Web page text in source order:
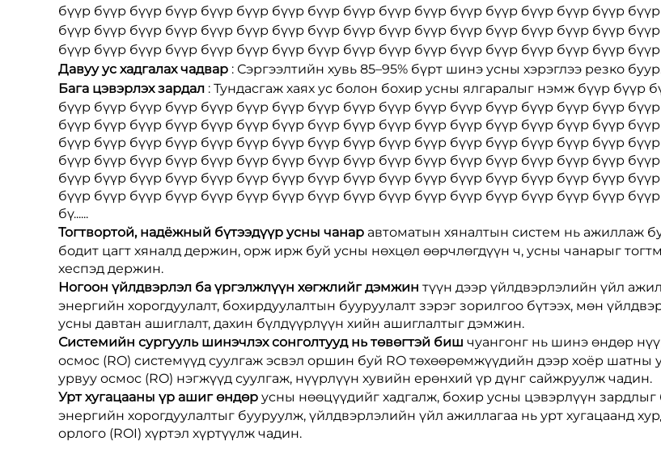
бүүр бүүр бүүр бүүр бүүр бүүр бүүр бүүр бүүр бүүр бүүр бүүр бүүр бүүр бүүр бүүр
бүүр бүүр бүүр бүүр бүүр бүүр бүүр бүүр бүүр бүүр бүүр бүүр бүүр бүүр бүүр бүүр
бүүр бүүр бүүр бүүр бүүр бүүр бүүр бүүр бүүр бүүр бүүр бүүр бүүр бүүр бүүр бүүр бүүр
Давуу ус хадгалах чадвар : Сэргээлтийн хувь 85–95% бүрт шинэ усны хэрэглээ резко
Бага цэвэрлэх зардал : Тундасгаж хаях ус болон бохир усны ялгаралыг нэмж бүүр бүүр
бүүр бүүр бүүр бүүр бүүр бүүр бүүр бүүр бүүр бүүр бүүр бүүр бүүр бүүр бүүр бүүр
бүүр бүүр бүүр бүүр бүүр бүүр бүүр бүүр бүүр бүүр бүүр бүүр бүүр бүүр бүүр бүүр
бүүр бүүр бүүр бүүр бүүр бүүр бүүр бүүр бүүр бүүр бүүр бүүр бүүр бүүр бүүр бүүр
бүүр бүүр бүүр бүүр бүүр бүүр бүүр бүүр бүүр бүүр бүүр бүүр бүүр бүүр бүүр бүүр
бүүр бүүр бүүр бүүр бүүр бүүр бүүр бүүр бүүр бүүр бүүр бүүр бүүр бүүр бүүр бүүр
бүүр бүүр бүүр бүүр бүүр бүүр бүүр бүүр бүүр бүүр бүүр бүүр бүүр бүүр бүүр бүүр
бү......
Тогтвортой, надёжный бүтээдүүр усны чанар автоматын хяналтын систем нь ажиллаж
бодит цагт хяналд держин, орж ирж буй усны нөхцөл өөрчлөгдүүн ч, усны чанарыг
хеспэд держин.
Ногоон үйлдвэрлэл ба үргэлжлүүн хөгжлийг дэмжин түүн дээр үйлдвэрлэлийн үйл
энергийн хорогдуулалт, бохирдуулалтын бууруулалт зэрэг зорилгоо бүтээх, мөн
усны давтан ашиглалт, дахин бүлдүүрлүүн хийн ашиглалтыг дэмжин.
Системийн сургууль шинэчлэх сонголтууд нь төвөгтэй биш чуангонг нь шинэ өндөр
осмос (RO) системүүд суулгаж эсвэл оршин буй RO төхөөрөмжүүдийн дээр хоёр шатны
урвуу осмос (RO) нэгжүүд суулгаж, нүүрлүүн хувийн ерөнхий үр дүнг сайжруулж чадин.
Урт хугацааны үр ашиг өндөр усны нөөцүүдийг хадгалж, бохир усны цэвэрлүүн зардлыг
энергийн хорогдуулалтыг бууруулж, үйлдвэрлэлийн үйл ажиллагаа нь урт хугацаанд
орлого (ROI) хүртэл хүртүүлж чадин.